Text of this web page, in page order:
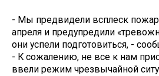
- Мы предвидели всплеск
апреля и предупредили
они успели подготовиться, -
- К сожалению, не все к нам
ввели режим чрезвычайной